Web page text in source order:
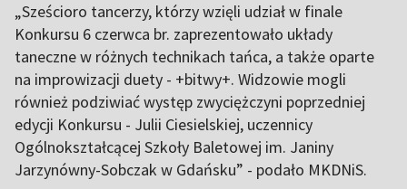
„Sześcioro tancerzy, którzy wzięli udział w finale
Konkursu 6 czerwca br. zaprezentowało układy
taneczne w różnych technikach tańca, a także oparte
na improwizacji duety - +bitwy+. Widzowie mogli
również podziwiać występ zwyciężczyni poprzedniej
edycji Konkursu - Julii Ciesielskiej, uczennicy
Ogólnokształcącej Szkoły Baletowej im. Janiny
Jarzynówny-Sobczak w Gdańsku” - podało MKDNiS.